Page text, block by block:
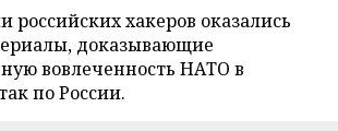
российских хакеров оказались
доказывающие
вовлеченность НАТО в
по России.